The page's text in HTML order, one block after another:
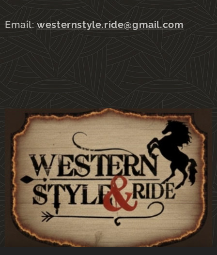
Email:westernstyle.ride@gmail.com